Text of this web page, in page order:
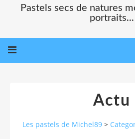
Pastels secs de natures
portraits...
Actu
Les pastels de Michel89 >